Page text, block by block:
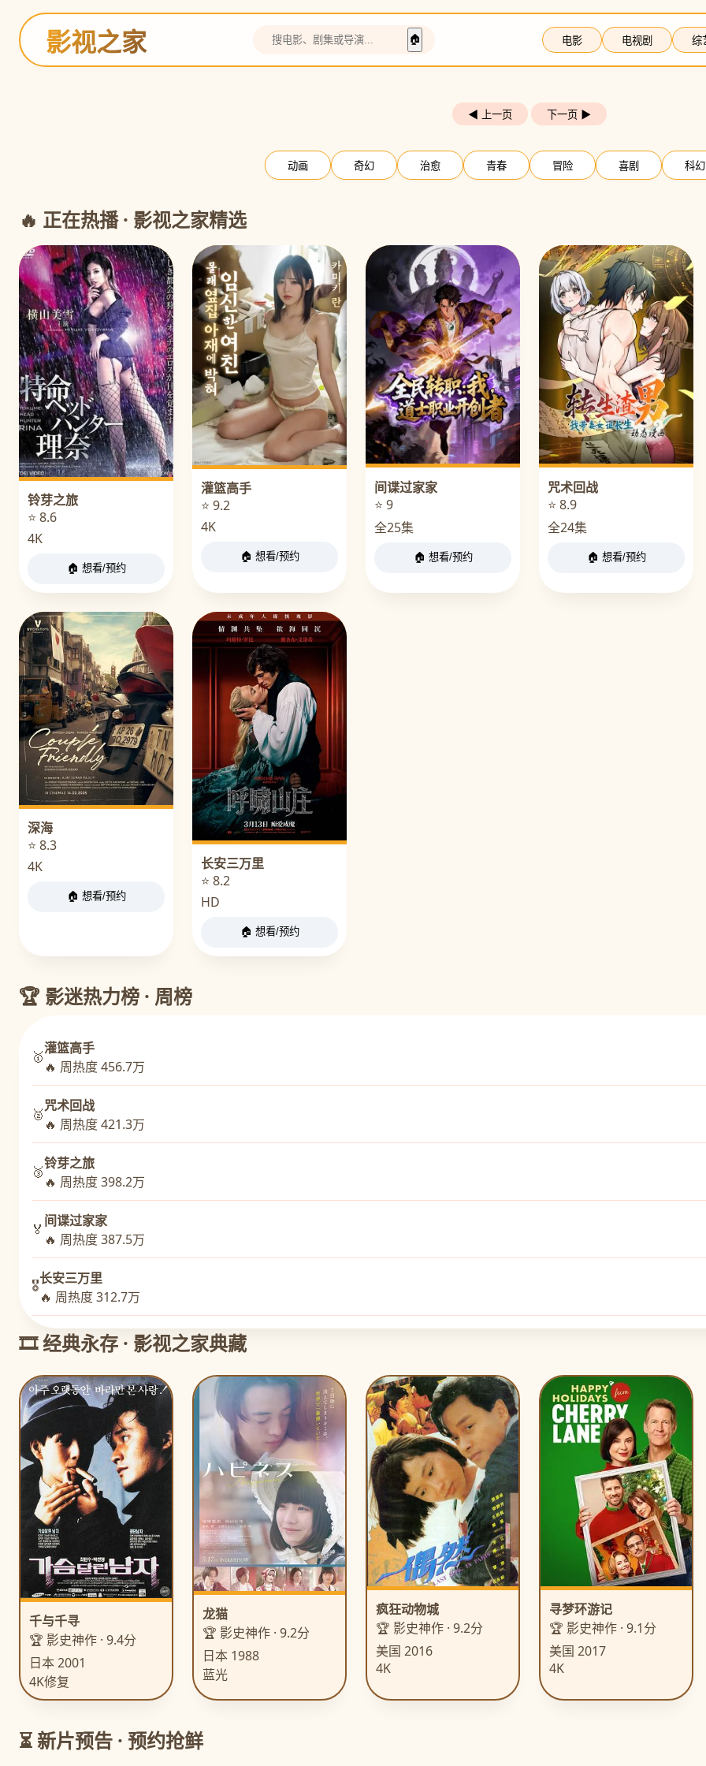
影视之家 🏠 电影 电视剧 综
灌篮高手
全国大赛 热血决战
◀ 上一页 下一页 ▶
动画 奇幻 治愈 青春 冒险 喜剧 科幻
🔥 正在热播 · 影视之家精选
铃芽之旅
⭐ 8.6
4K
🏠 想看/预约
灌篮高手
⭐ 9.2
4K
🏠 想看/预约
间谍过家家
⭐ 9
全25集
🏠 想看/预约
咒术回战
⭐ 8.9
全24集
🏠 想看/预约
深海
⭐ 8.3
4K
🏠 想看/预约
长安三万里
⭐ 8.2
HD
🏠 想看/预约
🏆 影迷热力榜 · 周榜
🥇灌篮高手
🔥 周热度 456.7万
🥈咒术回战
🔥 周热度 421.3万
🥉铃芽之旅
🔥 周热度 398.2万
🏅 间谍过家家
🔥 周热度 387.5万
🎖️长安三万里
🔥 周热度 312.7万
🎞️ 经典永存 · 影视之家典藏
千与千寻
🏆 影史神作 · 9.4分
日本 2001
4K修复
龙猫
🏆 影史神作 · 9.2分
日本 1988
蓝光
疯狂动物城
🏆 影史神作 · 9.2分
美国 2016
4K
寻梦环游记
🏆 影史神作 · 9.1分
美国 2017
4K
⏳ 新片预告 · 预约抢鲜